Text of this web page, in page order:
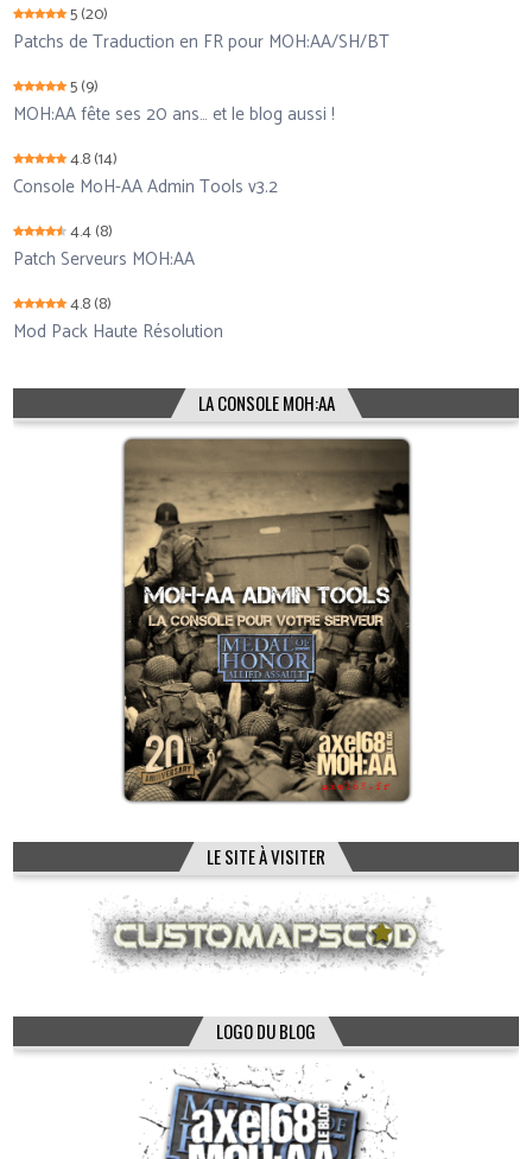
5(20)
Patchs de Traduction en FR pour MOH:AA/SH/BT
5(9)
MOH:AA fête ses 20 ans… et le blog aussi !
4.8(14)
Console MoH-AA Admin Tools v3.2
4.4(8)
Patch Serveurs MOH:AA
4.8(8)
Mod Pack Haute Résolution
LA CONSOLE MOH:AA
LE SITE À VISITER
LOGO DU BLOG